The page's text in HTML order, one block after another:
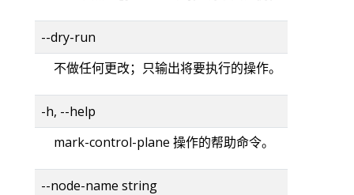
--dry-run
不做任何更改；只输出将要执行的操作。
-h, --help
mark-control-plane 操作的帮助命令。
--node-name string